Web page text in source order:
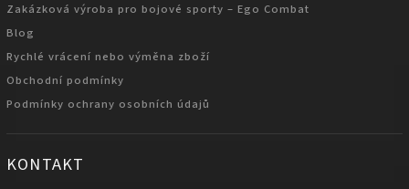
Zakázková výroba pro bojové sporty – Ego Combat
Blog
Rychlé vrácení nebo výměna zboží
Obchodní podmínky
Podmínky ochrany osobních údajů
KONTAKT